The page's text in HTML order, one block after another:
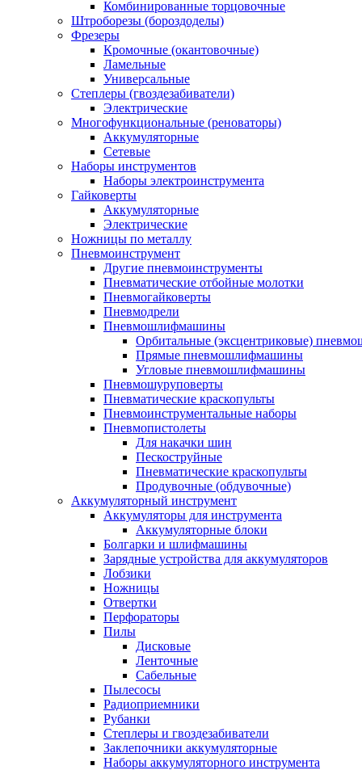
Комбинированные торцовочные
Штроборезы (бороздоделы)
Фрезеры
Кромочные (окантовочные)
Ламельные
Универсальные
Степлеры (гвоздезабиватели)
Электрические
Многофункциональные (реноваторы)
Аккумуляторные
Сетевые
Наборы инструментов
Наборы электроинструмента
Гайковерты
Аккумуляторные
Электрические
Ножницы по металлу
Пневмоинструмент
Другие пневмоинструменты
Пневматические отбойные молотки
Пневмогайковерты
Пневмодрели
Пневмошлифмашины
Орбитальные (эксцентриковые)
Прямые пневмошлифмашины
Угловые пневмошлифмашины
Пневмошуруповерты
Пневматические краскопульты
Пневмоинструментальные наборы
Пневмопистолеты
Для накачки шин
Пескоструйные
Пневматические краскопульты
Продувочные (обдувочные)
Аккумуляторный инструмент
Аккумуляторы для инструмента
Аккумуляторные блоки
Болгарки и шлифмашины
Зарядные устройства для аккумуляторов
Лобзики
Ножницы
Отвертки
Перфораторы
Пилы
Дисковые
Ленточные
Сабельные
Пылесосы
Радиоприемники
Рубанки
Степлеры и гвоздезабиватели
Заклепочники аккумуляторные
Наборы аккумуляторного инструмента